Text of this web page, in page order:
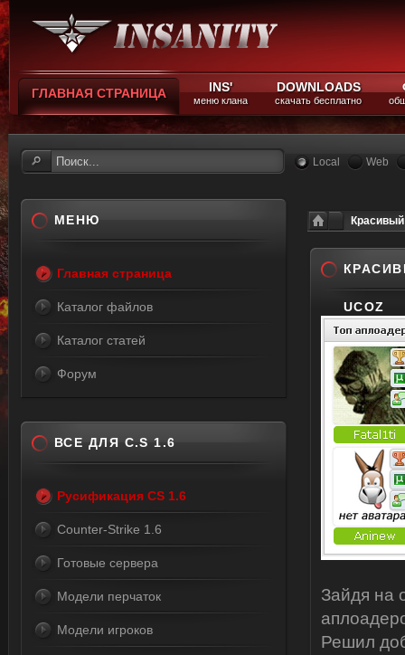
ГЛАВНАЯ СТРАНИЦА INS'
меню клана
DOWNLOADS
скачать бесплатно
Local Web
UCOZ
Зайдя на
Решил
МЕНЮ
Главная страница
Каталог файлов
Каталог статей
Форум
ВСЕ ДЛЯ C.S 1.6
Русификация CS 1.6
Counter-Strike 1.6
Готовые сервера
Модели перчаток
Модели игроков